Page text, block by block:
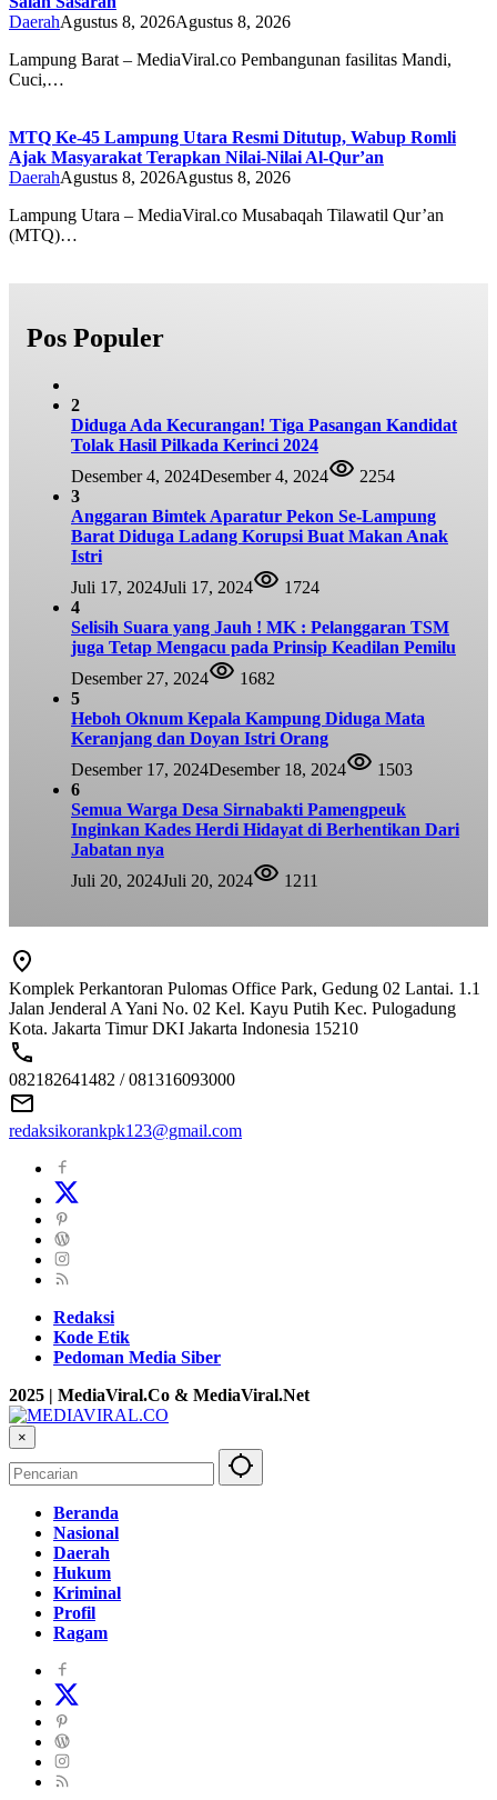
DaerahAgustus 8, 2026Agustus 8, 2026
Lampung Barat – MediaViral.co Pembangunan fasilitas Mandi,
Cuci,…
MTQ Ke-45 Lampung Utara Resmi Ditutup, Wabup Romli
Ajak Masyarakat Terapkan Nilai-Nilai Al-Qur’an
DaerahAgustus 8, 2026Agustus 8, 2026
Lampung Utara – MediaViral.co Musabaqah Tilawatil Qur’an
(MTQ)…
Pos Populer
2
Diduga Ada Kecurangan! Tiga Pasangan Kandidat
Tolak Hasil Pilkada Kerinci 2024
Desember 4, 2024Desember 4, 2024
2254
3
Anggaran Bimtek Aparatur Pekon Se-Lampung
Barat Diduga Ladang Korupsi Buat Makan Anak
Istri
Juli 17, 2024Juli 17, 2024
1724
4
Selisih Suara yang Jauh ! MK : Pelanggaran TSM
juga Tetap Mengacu pada Prinsip Keadilan Pemilu
Desember 27, 2024
1682
5
Heboh Oknum Kepala Kampung Diduga Mata
Keranjang dan Doyan Istri Orang
Desember 17, 2024Desember 18, 2024
1503
6
Semua Warga Desa Sirnabakti Pamengpeuk
Inginkan Kades Herdi Hidayat di Berhentikan Dari
Jabatan nya
Juli 20, 2024Juli 20, 2024 1211
Komplek Perkantoran Pulomas Office Park, Gedung 02 Lantai. 1.1
Jalan Jenderal A Yani No. 02 Kel. Kayu Putih Kec. Pulogadung
Kota. Jakarta Timur DKI Jakarta Indonesia 15210
082182641482 / 081316093000
redaksikorankpk123@gmail.com
Redaksi
Kode Etik
Pedoman Media Siber
2025 | MediaViral.Co & MediaViral.Net
×
Beranda
Nasional
Daerah
Hukum
Kriminal
Profil
Ragam